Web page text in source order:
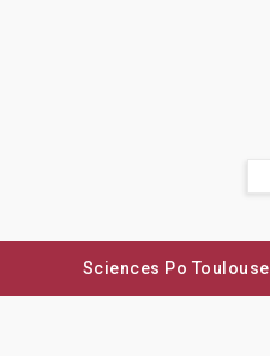
Sciences Po Toulouse